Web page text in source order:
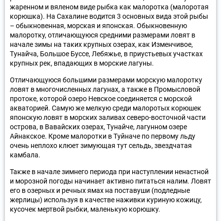
жаренном и вяленом виде рыбка как малоротка (малоротая
корюшка). На Сахалине водится 3 основных вида этой рыбы
– обыкновенная, морская и японская. Обыкновенную
малоротку, отличающуюся средними размерами ловят в
начале зимы на таких крупных озерах, как Изменчивое,
Тунайча, Большое Буссе, Лебяжье, в приустьевых участках
крупных рек, впадающих в морские лагуны.
Отличающуюся большими размерами морскую малоротку
ловят в многочисленных лагунах, а также в Промысловой
протоке, которой озеро Невское соединяется с морской
акваторией. Самую же мелкую среди малоротых корюшек
японскую ловят в морских заливах северо-восточной части
острова, в Вавайских озерах, Тунайче, лагунном озере
Айнакское. Кроме малоротки в Туйначе по первому льду
очень неплохо клюет зимующая тут сельдь, звездчатая
камбала.
Также в начале зимнего периода при наступлении ненастной
и морозной погоды начинает активно питаться налим. Ловят
его в озерных и речных ямах на поставуши (подледные
жерлицы) используя в качестве наживки куриную кожицу,
кусочек мертвой рыбки, маленькую корюшку.